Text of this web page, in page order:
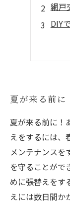
網戸
DIY
網
夏が来る前に
夏が来る前に！
えをするには、
メンテナンスを
を守ることがで
めに張替えをす
えには数日間か